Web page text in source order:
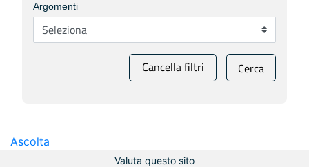
Argomenti
Cancella filtri Cerca
Ascolta
Valuta questo sito